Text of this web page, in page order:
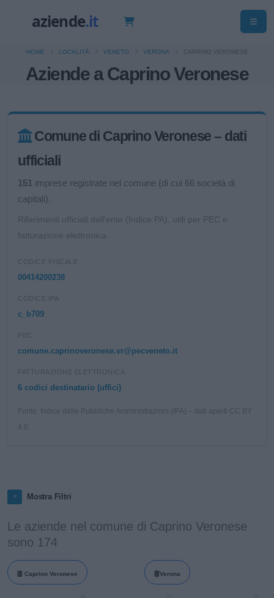
Aziende a Caprino Veronese
HOME LOCALITÀ VENETO VERONA CAPRINO VERONESE
Comune di Caprino Veronese – dati
ufficiali
151 imprese registrate nel comune (di cui 66 società di
capitali).
Riferimenti ufficiali dell'ente (Indice PA), utili per PEC e
fatturazione elettronica.
CODICE FISCALE
00414200238
CODICE IPA
c_b709
PEC
comune.caprinoveronese.vr@pecveneto.it
FATTURAZIONE ELETTRONICA
6 codici destinatario (uffici)
Fonte: Indice delle Pubbliche Amministrazioni (IPA) – dati aperti CC BY
Mostra Filtri
Le aziende nel comune di Caprino Veronese
sono 174
Caprino Veronese Verona